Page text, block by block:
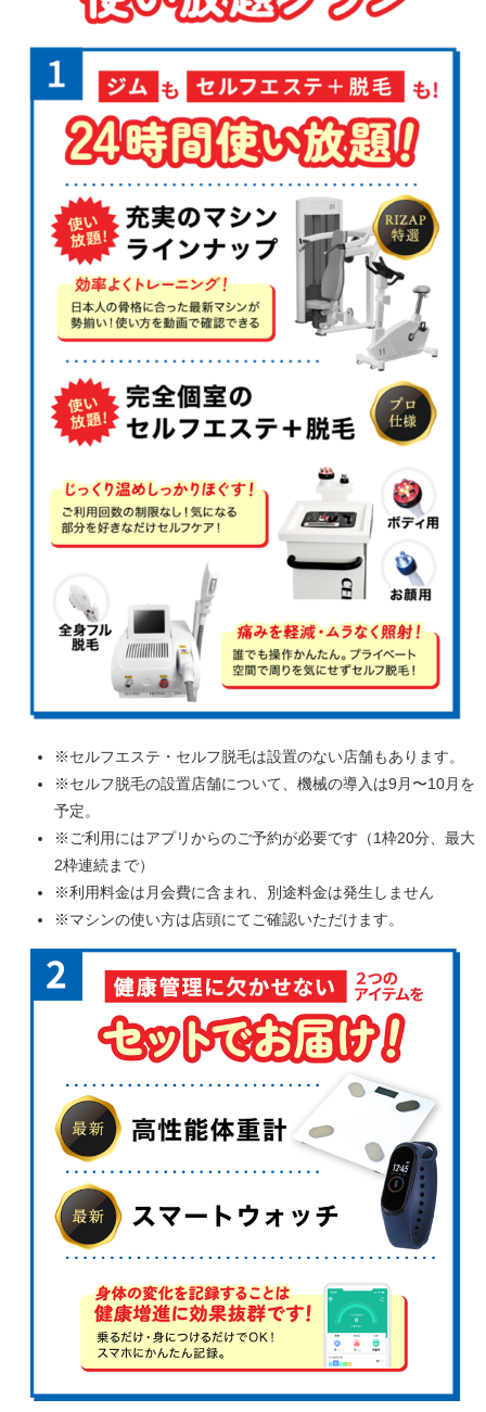
※セルフエステ・セルフ脱毛は設置のない店舗もあります。
※セルフ脱毛の設置店舗について、機械の導入は9月〜10月を
予定。
※ご利用にはアプリからのご予約が必要です（1枠20分、最大
2枠連続まで）
※利用料金は月会費に含まれ、別途料金は発生しません
※マシンの使い方は店頭にてご確認いただけます。